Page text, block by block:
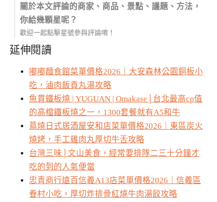
關於本文評論的商家、商品、景點、議題、方法，
你給幾顆星呢？
歡迎一起點擊星號參與評論唷！
延伸閱讀
嘟嘟麵食館菜單價格2026｜大安森林公園銅板小
吃，滷肉飯貢丸湯攻略
魚貫鐵板燒 | YUGUAN | Omakase│台北最高cp值
的高檔鐵板燒之一，1300套餐就有A5和牛
蔦燒日式居酒屋安和店菜單價格2026｜東區炭火
燒烤，手工雞肉丸厚切牛舌攻略
台灣三味│文山美食，經常要排隊二三十分鐘才
吃的到的人氣便當
忠青商行遠百信義A13店菜單價格2026｜信義區
眷村小吃，厚切炸排骨紅燒牛肉湯餃攻略